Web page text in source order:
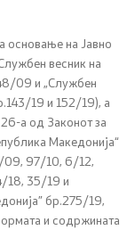
основање на Јавно
весник на
09 и „Службен
19 и 152/19), а
а од Законот за
Македонија“
97/10, 6/12,
18, 35/19 и
бр.275/19,
и содржината